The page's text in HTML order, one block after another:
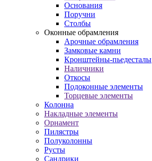
Основания
Поручни
Столбы
Оконные обрамления
Арочные обрамления
Замковые камни
Кронштейны-пьедесталы
Наличники
Откосы
Подоконные элементы
Торцевые элементы
Колонна
Накладные элементы
Орнамент
Пилястры
Полуколонны
Русты
Сандрики